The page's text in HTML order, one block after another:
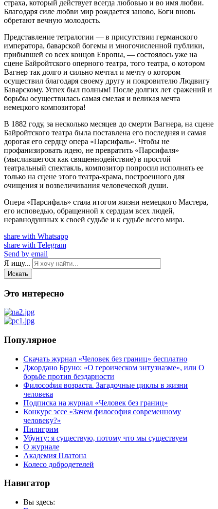
страха, который действует всегда любовью и во имя любви.
Благодаря силе любви мир рождается заново, Боги вновь
обретают вечную молодость.
Представление тетралогии — в присутствии германского
императора, баварской богемы и многочисленной публики,
прибывшей со всех концов Европы, — состоялось уже на
сцене Байройтского оперного театра, того театра, о котором
Вагнер так долго и сильно мечтал и мечту о котором
осуществил благодаря своему другу и покровителю Людвигу
Баварскому. Успех был полным! После долгих лет сражений и
борьбы осуществилась самая смелая и великая мечта
немецкого композитора!
В 1882 году, за несколько месяцев до смерти Вагнера, на сцене
Байройтского театра была поставлена его последняя и самая
дорогая его сердцу опера «Парсифаль». Чтобы не
профанизировать идею, не превратить «Парсифаля»
(мыслившегося как священнодействие) в простой
театральный спектакль, композитор попросил исполнять ее
только на сцене этого театра-храма, построенного для
очищения и возвеличивания человеческой души.
Опера «Парсифаль» стала итогом жизни немецкого Мастера,
его исповедью, обращенной к сердцам всех людей,
неравнодушных к своей судьбе и к судьбе всего мира.
share with Whatsapp
share with Telegram
Send by email
Я ищу...
Искать
Это интересно
Популярное
Скачать журнал «Человек без границ» бесплатно
Джордано Бруно: «О героическом энтузиазме», или О
борьбе против бездарности
Философия возраста. Загадочные циклы в жизни
человека
Подписка на журнал «Человек без границ»
Конкурс эссе «Зачем философия современному
человеку?»
Пилигрим
Убунту: я существую, потому что мы существуем
О журнале
Академия Платона
Колесо добродетелей
Навигатор
Вы здесь: